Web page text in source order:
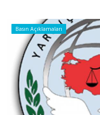
Basın Açıklamaları